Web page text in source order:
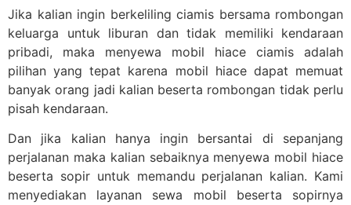
Jika kalian ingin berkeliling ciamis bersama rombongan
keluarga untuk liburan dan tidak memiliki kendaraan
pribadi, maka menyewa mobil hiace ciamis adalah
pilihan yang tepat karena mobil hiace dapat memuat
banyak orang jadi kalian beserta rombongan tidak perlu
pisah kendaraan.
Dan jika kalian hanya ingin bersantai di sepanjang
perjalanan maka kalian sebaiknya menyewa mobil hiace
beserta sopir untuk memandu perjalanan kalian. Kami
menyediakan layanan sewa mobil beserta sopirnya